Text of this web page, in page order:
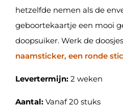
hetzelfde nemen als de
geboortekaartje een mooi
doopsuiker. Werk de
naamsticker, een ronde
Levertermijn: 2 weken
Aantal: Vanaf 20 stuks